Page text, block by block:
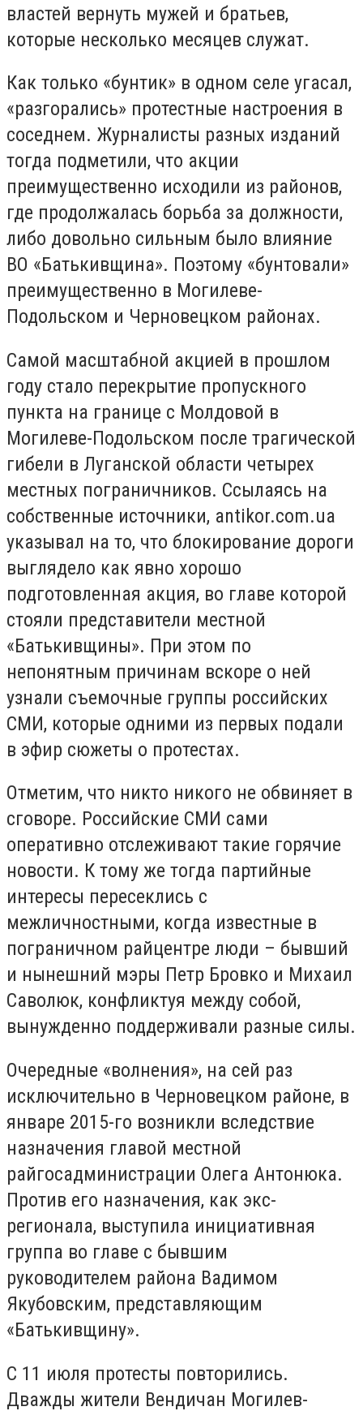
властей вернуть мужей и братьев,
которые несколько месяцев служат.
Как только «бунтик» в одном селе угасал,
«разгорались» протестные настроения в
соседнем. Журналисты разных изданий
тогда подметили, что акции
преимущественно исходили из районов,
где продолжалась борьба за должности,
либо довольно сильным было влияние
ВО «Батькивщина». Поэтому «бунтовали»
преимущественно в Могилеве-
Подольском и Черновецком районах.
Самой масштабной акцией в прошлом
году стало перекрытие пропускного
пункта на границе с Молдовой в
Могилеве-Подольском после трагической
гибели в Луганской области четырех
местных пограничников. Ссылаясь на
собственные источники, antikor.com.ua
указывал на то, что блокирование дороги
выглядело как явно хорошо
подготовленная акция, во главе которой
стояли представители местной
«Батькивщины». При этом по
непонятным причинам вскоре о ней
узнали съемочные группы российских
СМИ, которые одними из первых подали
в эфир сюжеты о протестах.
Отметим, что никто никого не обвиняет в
сговоре. Российские СМИ сами
оперативно отслеживают такие горячие
новости. К тому же тогда партийные
интересы пересеклись с
межличностными, когда известные в
пограничном райцентре люди – бывший
и нынешний мэры Петр Бровко и Михаил
Саволюк, конфликтуя между собой,
вынужденно поддерживали разные силы.
Очередные «волнения», на сей раз
исключительно в Черновецком районе, в
январе 2015-го возникли вследствие
назначения главой местной
райгосадминистрации Олега Антонюка.
Против его назначения, как экс-
регионала, выступила инициативная
группа во главе с бывшим
руководителем района Вадимом
Якубовским, представляющим
«Батькивщину».
С 11 июля протесты повторились.
Дважды жители Вендичан Могилев-